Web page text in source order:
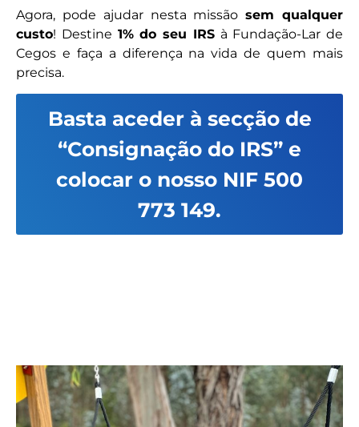
Agora, pode ajudar nesta missãosem qualquer
custo! Destine 1% do seu IRSà Fundação-Lar de
Cegos e faça a diferença na vida de quem mais
precisa.
Basta aceder à secção de
“Consignação do IRS” e
colocar o nosso NIF 500
773 149.